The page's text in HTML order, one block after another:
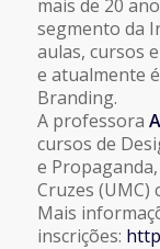
mais de 20
segmento da
aulas, cursos
e atualmente
Branding.
A professora
cursos de
e
Cruzes (UMC)
Mais
inscrições: